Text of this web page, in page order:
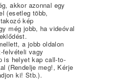
akkor azonnal egy
(esetleg több,
kép
még jobb, ha videóval
a jobb oldalon
felvételi vagy
is helyet kap call-to-
(Rendelje meg!, Kérje
ki! Stb.).